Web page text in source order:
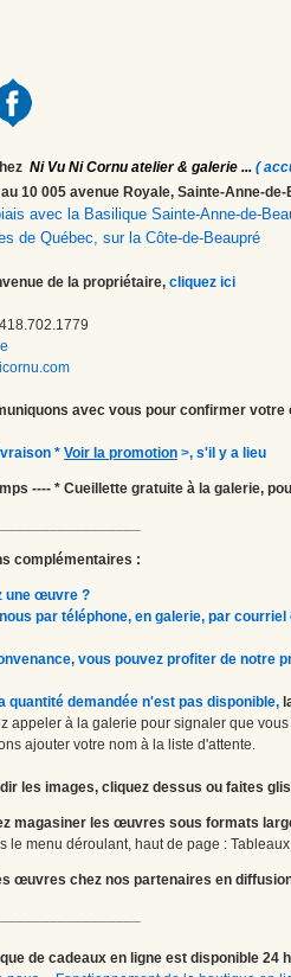
Ni Vu Ni Cornu atelier & galerie ... (
10 005 avenue Royale, Sainte-Anne-
avec la Basilique Sainte-Anne-de-
de Québec, sur la Côte-de-Beaupré
de la propriétaire, cliquez ici
avec vous pour confirmer votre
* Voir la promotion >, s'il y a lieu
---- * Cueillette gratuite à la galerie,
complémentaires :
une œuvre ?
par téléphone, en galerie, par courriel
vous pouvez profiter de notre
quantité demandée n'est pas disponible,
appeler à la galerie pour signaler que
ajouter votre nom à la liste d'attente.
les images, cliquez dessus ou faites
magasiner les œuvres sous formats
le menu déroulant, haut de page :
œuvres chez nos partenaires en
de cadeaux en ligne est disponible 24